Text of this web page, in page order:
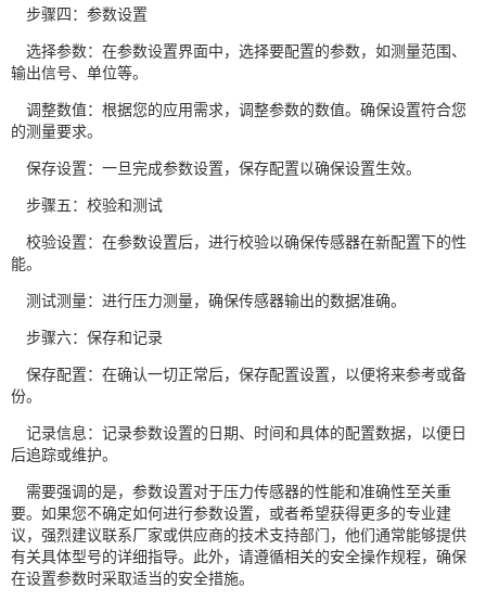
步骤四：参数设置
选择参数：在参数设置界面中，选择要配置的参数，如测量范围、
输出信号、单位等。
调整数值：根据您的应用需求，调整参数的数值。确保设置符合您
的测量要求。
保存设置：一旦完成参数设置，保存配置以确保设置生效。
步骤五：校验和测试
校验设置：在参数设置后，进行校验以确保传感器在新配置下的性
能。
测试测量：进行压力测量，确保传感器输出的数据准确。
步骤六：保存和记录
保存配置：在确认一切正常后，保存配置设置，以便将来参考或备
份。
记录信息：记录参数设置的日期、时间和具体的配置数据，以便日
后追踪或维护。
需要强调的是，参数设置对于压力传感器的性能和准确性至关重
要。如果您不确定如何进行参数设置，或者希望获得更多的专业建
议，强烈建议联系厂家或供应商的技术支持部门，他们通常能够提供
有关具体型号的详细指导。此外，请遵循相关的安全操作规程，确保
在设置参数时采取适当的安全措施。